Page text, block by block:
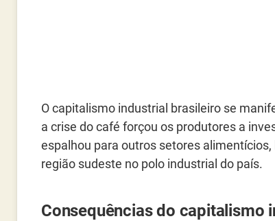
O capitalismo industrial brasileiro se
a crise do café forçou os produtores a
espalhou para outros setores
região sudeste no polo industrial do país.
Consequências do capitalismo